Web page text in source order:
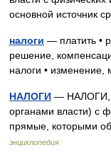
основной источник
налоги — платить •
решение,
налоги •
НАЛОГИ — НАЛОГИ,
органами власти) с
прямые, которыми
энциклопедия